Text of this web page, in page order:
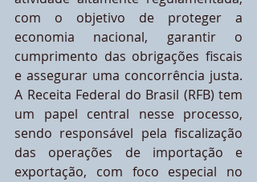
com o objetivo de proteger a
economia nacional, garantir o
cumprimento das obrigações fiscais
e assegurar uma concorrência justa.
A Receita Federal do Brasil (RFB) tem
um papel central nesse processo,
sendo responsável pela fiscalização
das operações de importação e
exportação, com foco especial no